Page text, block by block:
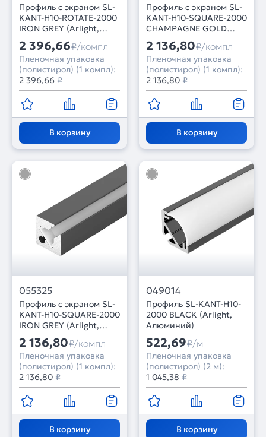
Профиль с экраном SL-
KANT-H10-ROTATE-2000
IRON GREY (Arlight,
Алюминий+пластик)
2 396,66₽/компл
Пленочная упаковка
(полистирол) (1 компл):
2 396,66 ₽
В корзину
Профиль c экраном SL-
KANT-H10-SQUARE-2000
CHAMPAGNE GOLD
(Arlight,
Алюминий+пластик)
2 136,80₽/компл
Пленочная упаковка
(полистирол) (1 компл):
2 136,80 ₽
В корзину
055325
Профиль с экраном SL-
KANT-H10-SQUARE-2000
IRON GREY (Arlight,
Алюминий+пластик)
2 136,80₽/компл
Пленочная упаковка
(полистирол) (1 компл):
2 136,80 ₽
В корзину
049014
Профиль SL-KANT-H10-
2000 BLACK (Arlight,
Алюминий)
522,69₽/м
Пленочная упаковка
(полистирол) (2 м):
1 045,38 ₽
В корзину